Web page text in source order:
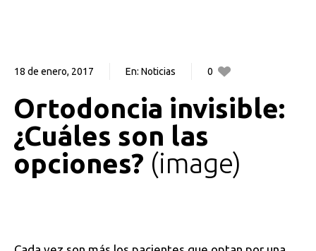
18 de enero, 2017 En: Noticias
0
Ortodoncia invisible:
¿Cuáles son las
opciones? image